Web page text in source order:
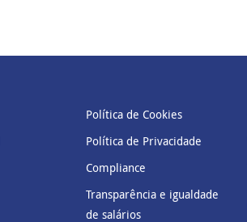
Política de Cookies
Política de Privacidade
Compliance
Transparência e igualdade
de salários